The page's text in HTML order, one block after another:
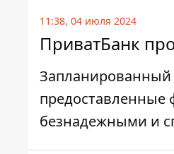
11:38, 04 июля 2024
ПриватБанк
Запланированный
предоставленные
безнадежными и